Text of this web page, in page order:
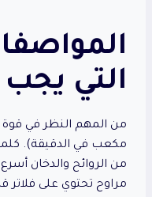
التي
مكعب في الدقيقة).
من الروائح والدخان
مراوح تحتوي على فلاتر